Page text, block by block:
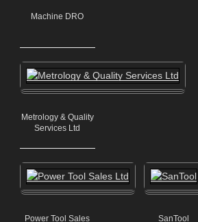
Machine DRO
Metrology & Quality
Services Ltd
Power Tool Sales
SanTool